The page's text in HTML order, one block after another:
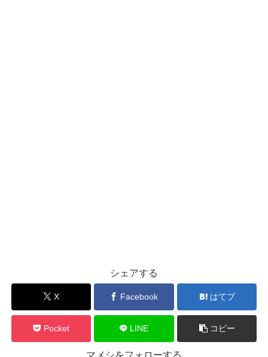
シェアする
X Facebook はてブ
Pocket LINE コピー
マメシをフォローする